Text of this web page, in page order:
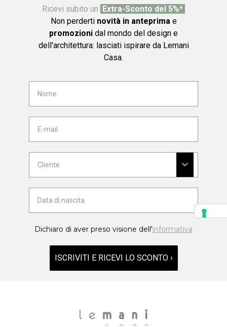
Ricevi subito un Extra-Sconto del 5%*
Non perderti novità in anteprimae
promozioni dal mondo del design e
dell'architettura: lasciati ispirare da Lemani
Casa.
Dichiaro di aver preso visione dell'informativa
ISCRIVITI E RICEVI LO SCONTO ›